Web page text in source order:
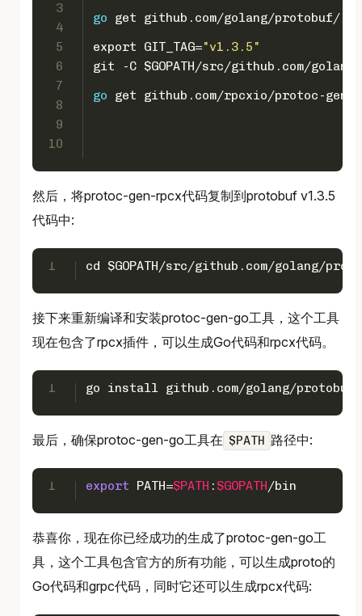
3
4
5
6
7
8
9
10
go get github.com/golang/protobuf/
export GIT_TAG="v1.3.5"
git -C $GOPATH/src/github.com/
go get github.com/rpcxio/protoc-gen-
然后，将protoc-gen-rpcx代码复制到protobuf v1.3.5
代码中:
1 cd $GOPATH/src/github.com/golang/
接下来重新编译和安装protoc-gen-go工具，这个工具
现在包含了rpcx插件，可以生成Go代码和rpcx代码。
1 go install github.com/golang/protobuf/
最后，确保protoc-gen-go工具在 $PATH 路径中:
1 export PATH=$PATH : $GOPATH/bin
恭喜你，现在你已经成功的生成了protoc-gen-go工
具，这个工具包含官方的所有功能，可以生成proto的
Go代码和grpc代码，同时它还可以生成rpcx代码: